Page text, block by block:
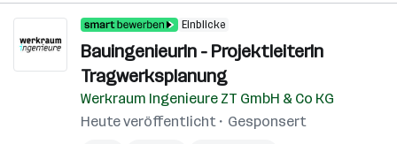
Einblicke
BauingenieurIn - ProjektleiterIn
Tragwerksplanung
Werkraum Ingenieure ZT GmbH & Co KG
Heute veröffentlicht
Gesponsert